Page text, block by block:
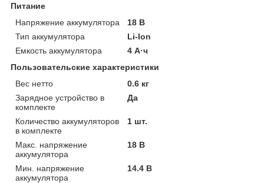
Питание
Напряжение аккумулятора
18 В
Тип аккумулятора
Li-Ion
Емкость аккумулятора
4 А·ч
Пользовательские характеристики
Вес нетто
0.6 кг
Зарядное устройство в
комплекте
Да
Количество аккумуляторов
в комплекте
1 шт.
Макс. напряжение
аккумулятора
18 В
Мин. напряжение
аккумулятора
14.4 В